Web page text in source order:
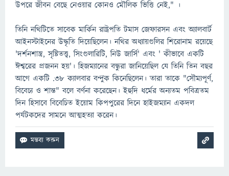
উপরে জীবন বেছে নেওয়ার কোনও মৌলিক ভিত্তি নেই," ।
তিনি নথিটিতে সাবেক মার্কিন রাষ্ট্রপতি টমাস জেফারসন এবং অ্যালবার্ট
আইনস্টাইনের উদ্ধৃতি দিয়েছিলেন। নথির অধ্যায়গুলির শিরোনাম রয়েছে
'দর্শনশাস্ত্র, সৃষ্টিতত্ত্ব, সিংগুলারিটি, নিউ জার্সি' এবং ' কীভাবে একটি
ঈশ্বরের প্রজনন হয়'। হিজম্যানের বন্ধুরা জানিয়েছিল যে তিনি তিন বছর
আগে একটি .৩৮ ক্যালবার বন্দুক কিনেছিলেন। তারা তাকে "সৌম্যপূর্ণ,
বিবেচ্য ও শান্ত" বলে বর্ণনা করেছেন। ইহুদি ধর্মের অন্যতম পবিত্রতম
দিন হিসাবে বিবেচিত ইয়োম কিপপুরের দিনে হাইজম্যান একদল
পর্যটকদের সামনে আত্মহত্যা করেন।